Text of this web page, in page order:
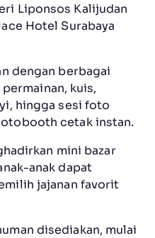
Liponsos Kalijudan
Hotel Surabaya
dengan berbagai
kuis,
hingga sesi foto
cetak instan.
mini bazar
anak dapat
jajanan favorit
disediakan, mulai